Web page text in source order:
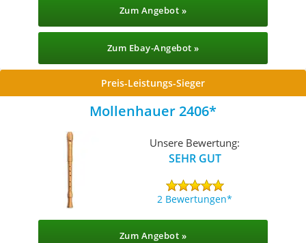
Zum Angebot »
Zum Ebay-Angebot »
Preis-Leistungs-Sieger
Mollenhauer ‎2406
Unsere Bewertung:
SEHR GUT
2 Bewertungen
Zum Angebot »